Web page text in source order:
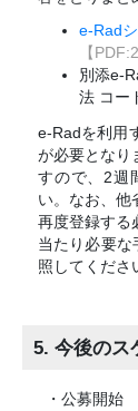
e-Rad
【
別添e-
法 コー
e-Radを利用
が必要となり
すので、2週
い。なお、他
再度登録する
当たり必要
照してくださ
5. 今後のス
・公募開始